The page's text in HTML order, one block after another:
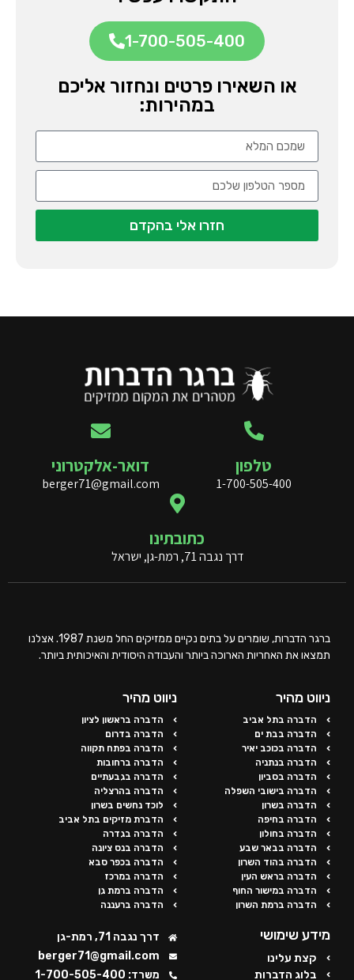
1-700-505-400
או השאירו פרטים ונחזור אליכם
במהירות:
חזרו אלי בהקדם
טלפון
1-700-505-400
דואר-אלקטרוני
berger71@gmail.com
כתובתינו
דרך נגבה 71, רמת-גן, ישראל
ברגר הדברות, שומרים על בתים נקיים ממזיקים החל משנת 1987. אצלנו
תמצאו את האחריות הארוכה ביותר והעבודה היסודית והאיכותית ביותר.
ניווט מהיר
הדברה בתל אביב
הדברה בבת ים
הדברה בכוכב יאיר
הדברה בנתניה
הדברה בסביון
הדברה בישובי השפלה
הדברה בשרון
הדברה בחיפה
הדברה בחולון
הדברה בבאר שבע
הדברה בהוד השרון
הדברה בראש העין
הדברה במישור החוף
הדברה ברמת השרון
ניווט מהיר
הדברה בראשון לציון
הדברה בדרום
הדברה בפתח תקווה
הדברה ברחובות
הדברה בגבעתיים
הדברה בהרצליה
לוכד נחשים בשרון
הדברת מזיקים בתל אביב
הדברה בגדרה
הדברה בנס ציונה
הדברה בכפר סבא
הדברה במרכז
הדברה ברמת גן
הדברה ברעננה
מידע שימושי
קצת עלינו
בלוג הדברות
דרך נגבה 71, רמת-גן
berger71@gmail.com
משרד: 1-700-505-400